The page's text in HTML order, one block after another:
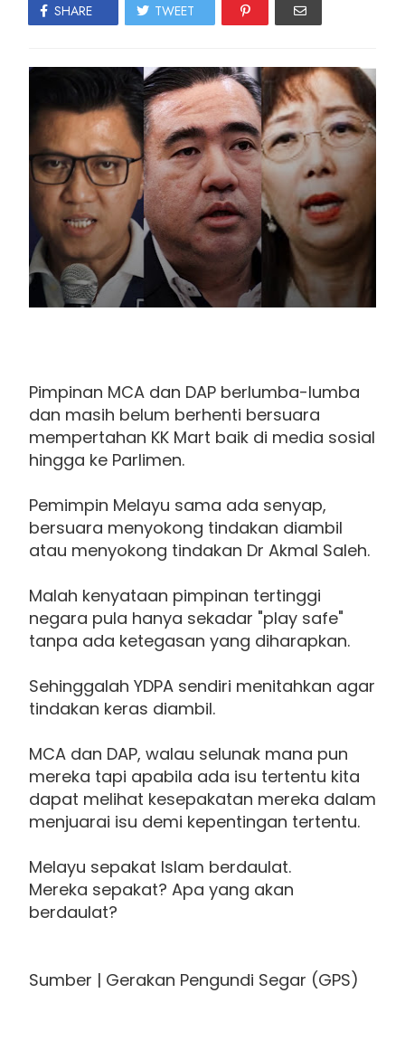
SHARE TWEET
Pimpinan MCA dan DAP berlumba-lumba
dan masih belum berhenti bersuara
mempertahan KK Mart baik di media sosial
hingga ke Parlimen.
Pemimpin Melayu sama ada senyap,
bersuara menyokong tindakan diambil
atau menyokong tindakan Dr Akmal Saleh.
Malah kenyataan pimpinan tertinggi
negara pula hanya sekadar "play safe"
tanpa ada ketegasan yang diharapkan.
Sehinggalah YDPA sendiri menitahkan agar
tindakan keras diambil.
MCA dan DAP, walau selunak mana pun
mereka tapi apabila ada isu tertentu kita
dapat melihat kesepakatan mereka dalam
menjuarai isu demi kepentingan tertentu.
Melayu sepakat Islam berdaulat.
Mereka sepakat? Apa yang akan
berdaulat?
Sumber | Gerakan Pengundi Segar (GPS)